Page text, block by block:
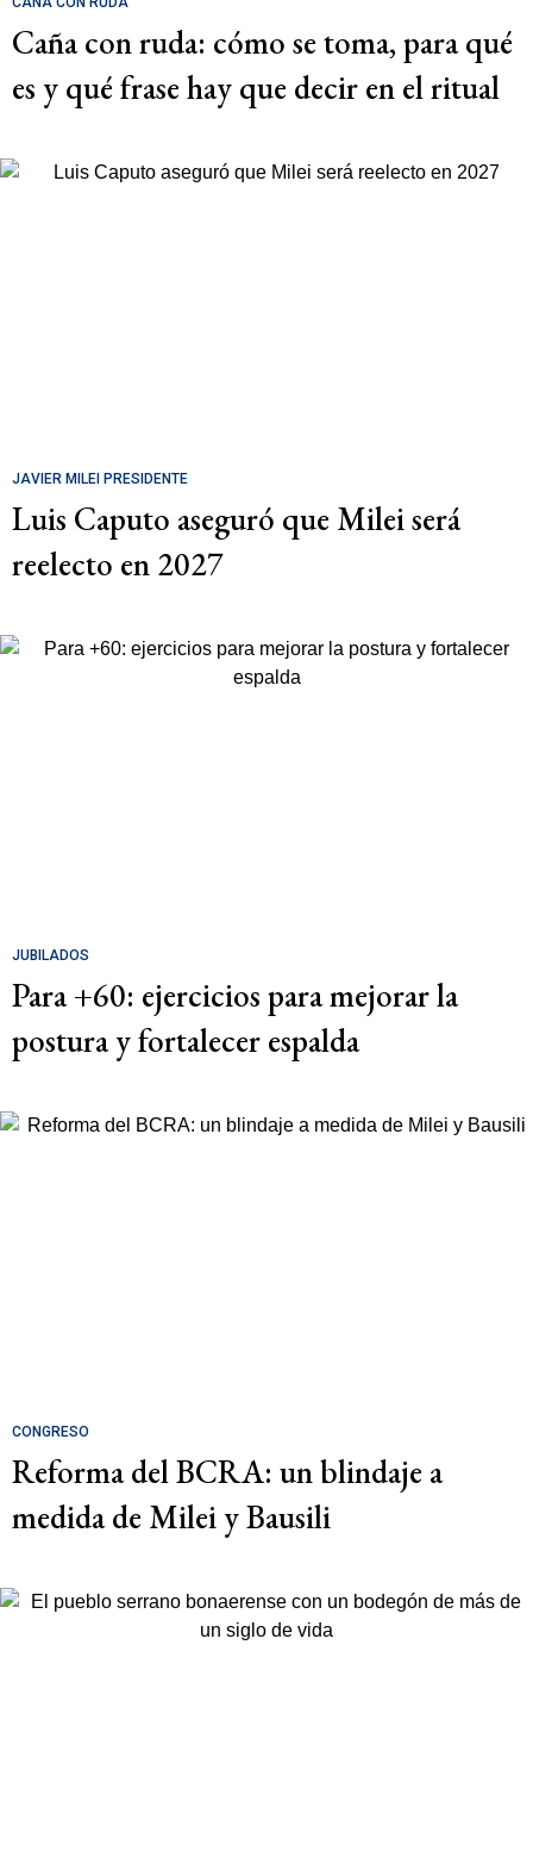
Caña con ruda: cómo se toma, para qué
es y qué frase hay que decir en el ritual
JAVIER MILEI PRESIDENTE
Luis Caputo aseguró que Milei será
reelecto en 2027
JUBILADOS
Para +60: ejercicios para mejorar la
postura y fortalecer espalda
CONGRESO
Reforma del BCRA: un blindaje a
medida de Milei y Bausili